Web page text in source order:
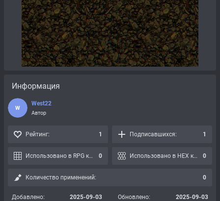
Информация
W
West22
Автор
Рейтинг: 1 Подписавшихся: 1
Использовано в RPG картах: 0 Использовано в HEX картах: 0
Количество применений: 0
Добавлено: 2025-09-03 Обновлено: 2025-09-03